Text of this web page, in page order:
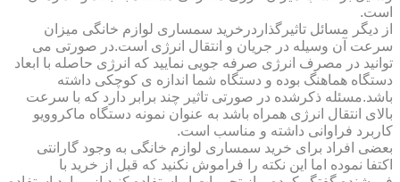
است.
از دیگر مسائل تاثیرگذاردرخرید سمساری لوازم خانگی میزان
سرعت آن وسیله در جریان و انتقال انرژی است.در صورتی می
توانید در مصرف انرژی صرفه جویی نمایید که انرژی حاصله با ابعاد
دستگاه هماهنگ بوده و دستگاه شما اندازه ی کوچکی داشته
باشد.مسئله ذکرشده در صورتی تاثیر چند برابر دارد که با سرعت
بالای انتقال انرژی همراه باشد به عنوان نمونه دستگاه ماکروویو
کاربرد فراوانی داشته و مناسب است.
بعضی افراد برای خرید سمساری لوازم خانگی به وجود گارانتی
اکتفا نموده اما این نکته را فراموش نکنید که قبل از خرید با